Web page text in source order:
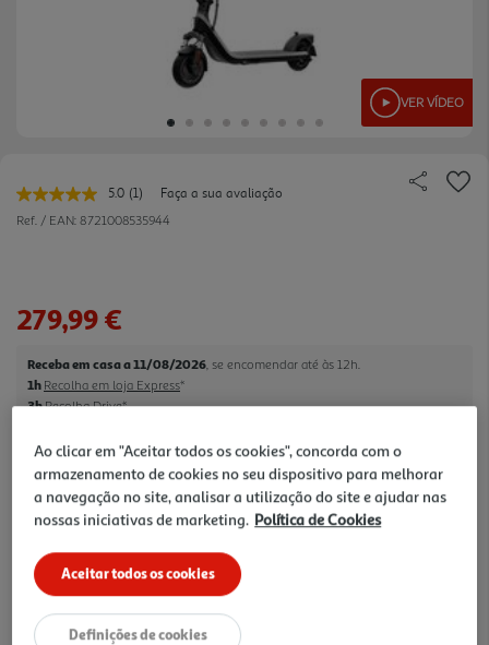
VER VÍDEO
5.0 Leu
uma
(1)
Faça a sua avaliação
Ref. / EAN: 8721008535944
279,99 €
Receba em casa a 11/08/2026 , se encomendar até às 12h.
1h Recolha em loja Express*
3hRecolha Drive*
consultar stock >.
50% de desconto imediato no Capacete
De 6/7/2026 a 31/8/2026
MA1016 na compra de uma bicicleta ou trotinete
eléctrica. Campanha exclusiva online para membros do
Clube Auchan. Limitado ao stock existente. Adicione a
Bicicleta ou Trotinete mais o Capacete ao carrinho de
compras, desconto aplicado no último passo do carrinho.
Ao clicar em "Aceitar todos os cookies", concorda com o
armazenamento de cookies no seu dispositivo para melhorar
a navegação no site, analisar a utilização do site e ajudar nas
nossas iniciativas de marketing. Política de Cookies
Aceitar todos os cookies
Definições de cookies